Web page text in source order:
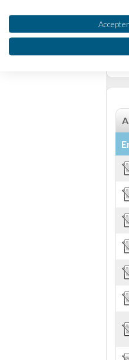
Oprette profiler til
Bruge profiler til at vælge
Bruge profiler til at vælge
Måle
Måle indholdseffektivitet
Forstå målgrupper
Udvikle og forbedre
Bruge begrænsede
Bruge præcise geografiske
Identificere enheder